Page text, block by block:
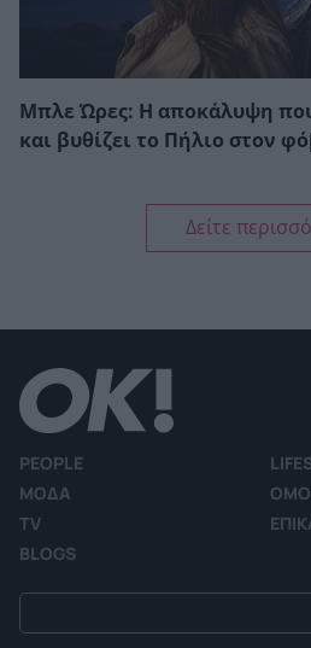
Μπλε Ώρες: Η αποκάλυψη
και βυθίζει το Πήλιο στον
Δείτε
PEOPLE
ΜΟΔΑ
TV
BLOGS